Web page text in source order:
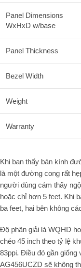
Panel Dimensions
WxHxD w/base
Panel Thickness
Bezel Width
Weight
Warranty
Khi bạn thấy bán kính
là một đường cong rất
người dùng cảm thấy
hoặc chỉ hơn 5 feet. Khi
ba feet, hai bên không
Độ phân giải là WQHD
chéo 45 inch theo tỷ lệ
83ppi. Điều đó gần
AG456UCZD sẽ không